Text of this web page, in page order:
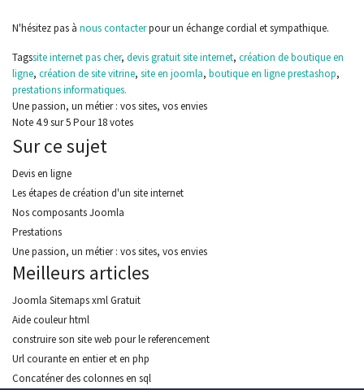
N'hésitez pas à nous contacterpour un échange cordial et sympathique.
Tagssite internet pas cher, devis gratuit site internet, création de boutique en
ligne, création de site vitrine, site en joomla, boutique en ligne prestashop,
prestations informatiques.
Une passion, un métier : vos sites, vos envies
Note4.9sur5Pour18 votes
Sur ce sujet
Devis en ligne
Les étapes de création d'un site internet
Nos composants Joomla
Prestations
Une passion, un métier : vos sites, vos envies
Meilleurs articles
Joomla Sitemaps xml Gratuit
Aide couleur html
construire son site web pour le referencement
Url courante en entier et en php
Concaténer des colonnes en sql